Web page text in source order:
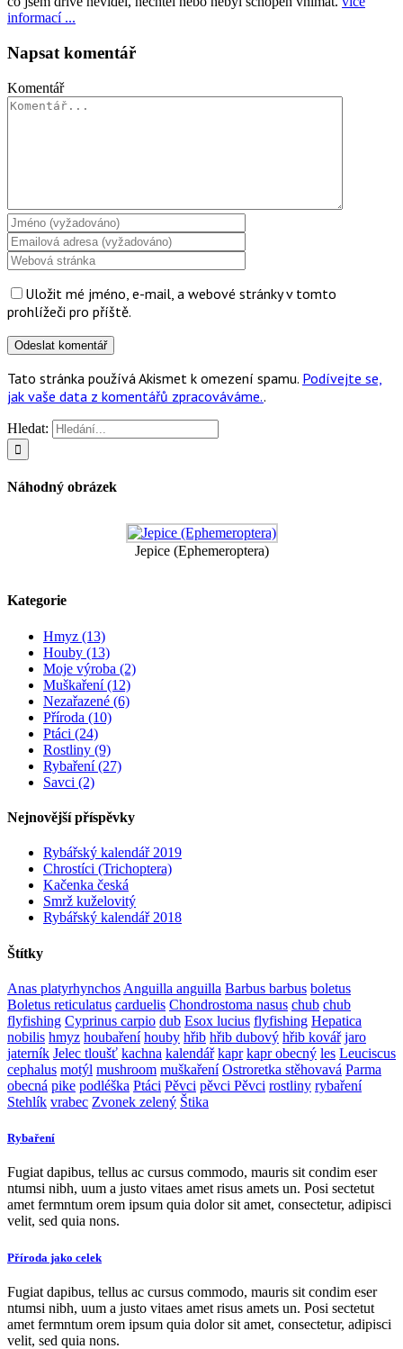
informací ...
Napsat komentář
Komentář
Uložit mé jméno, e-mail, a webové stránky v tomto
prohlížeči pro příště.
Tato stránka používá Akismet k omezení spamu. Podívejte se,
jak vaše data z komentářů zpracováváme..
Hledat:
Náhodný obrázek
Jepice (Ephemeroptera)
Kategorie
Hmyz (13)
Houby (13)
Moje výroba (2)
Muškaření (12)
Nezařazené (6)
Příroda (10)
Ptáci (24)
Rostliny (9)
Rybaření (27)
Savci (2)
Nejnovější příspěvky
Rybářský kalendář 2019
Chrostíci (Trichoptera)
Kačenka česká
Smrž kuželovitý
Rybářský kalendář 2018
Štítky
Anas platyrhynchos Anguilla anguilla Barbus barbus boletus
Boletus reticulatus carduelis Chondrostoma nasus chub chub
flyfishing Cyprinus carpio dub Esox lucius flyfishing Hepatica
nobilis hmyz houbaření houby hřib hřib dubový hřib kovář jaro
jaterník Jelec tloušť kachna kalendář kapr kapr obecný les Leuciscus
cephalus motýl mushroom muškaření Ostroretka stěhovavá Parma
obecná pike podléška Ptáci Pěvci pěvci Pěvci rostliny rybaření
Stehlík vrabec Zvonek zelený Štika
Rybaření
Fugiat dapibus, tellus ac cursus commodo, mauris sit condim eser
ntumsi nibh, uum a justo vitaes amet risus amets un. Posi sectetut
amet fermntum orem ipsum quia dolor sit amet, consectetur, adipisci
velit, sed quia nons.
Příroda jako celek
Fugiat dapibus, tellus ac cursus commodo, mauris sit condim eser
ntumsi nibh, uum a justo vitaes amet risus amets un. Posi sectetut
amet fermntum orem ipsum quia dolor sit amet, consectetur, adipisci
velit, sed quia nons.